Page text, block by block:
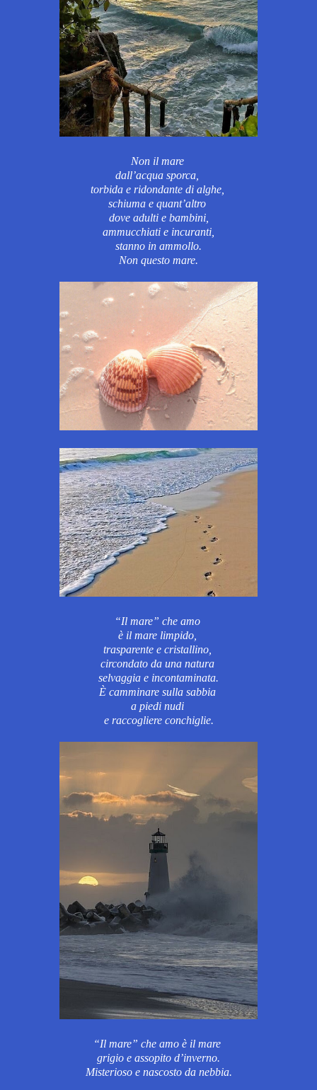
Non il mare
dall’acqua sporca,
torbida e ridondante di alghe,
schiuma e quant’altro
dove adulti e bambini,
ammucchiati e incuranti,
stanno in ammollo.
Non questo mare.
“Il mare” che amo
è il mare limpido,
trasparente e cristallino,
circondato da una natura
selvaggia e incontaminata.
È camminare sulla sabbia
a piedi nudi
e raccogliere conchiglie.
“Il mare” che amo è il mare
grigio e assopito d’inverno.
Misterioso e nascosto da nebbia.